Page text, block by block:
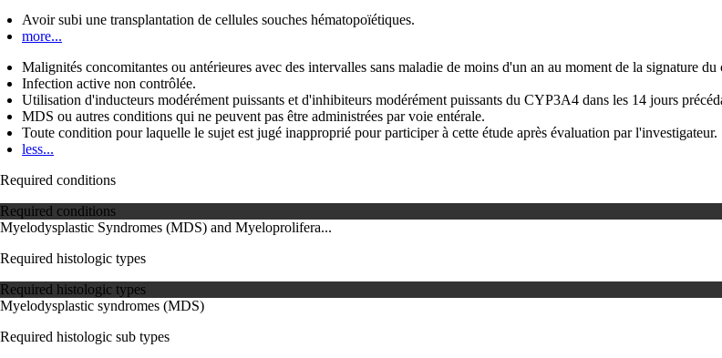
Avoir subi une transplantation de cellules souches hématopoïétiques.
more...
Malignités concomitantes ou antérieures avec des intervalles sans maladie de moins d'un an au moment de la signature du
Infection active non contrôlée.
Utilisation d'inducteurs modérément puissants et d'inhibiteurs modérément puissants du CYP3A4 dans les 14 jours
MDS ou autres conditions qui ne peuvent pas être administrées par voie entérale.
Toute condition pour laquelle le sujet est jugé inapproprié pour participer à cette étude après évaluation par l'investigateur.
less...
Required conditions
Required conditions
Myelodysplastic Syndromes (MDS) and Myeloprolifera...
Required histologic types
Required histologic types
Myelodysplastic syndromes (MDS)
Required histologic sub types